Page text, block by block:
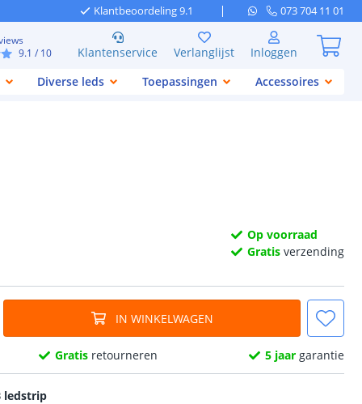
Klantbeoordeling 9.1 073 704 11 01
9.1 / 10 Klantenservice Verlanglijst
Inloggen
Diverse leds Toepassingen Accessoires
Op voorraad
Gratis verzending
IN WINKELWAGEN
Gratis retourneren 5 jaargarantie
ledstrip